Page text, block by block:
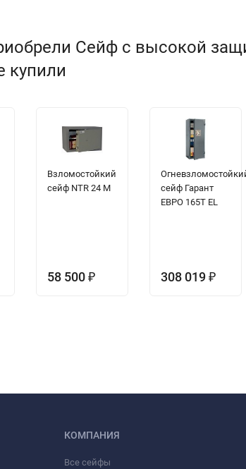
Сейф с высокой
купили
Взломостойкий
сейф NTR 24 M
58 500₽
сейф Гарант
ЕВРО 165T EL
308 019 ₽
КОМПАНИЯ
Все сейфы